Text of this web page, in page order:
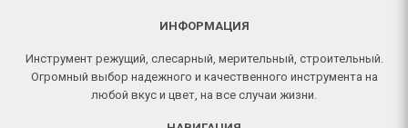
ИНФОРМАЦИЯ
Инструмент режущий, слесарный, мерительный, строительный.
Огромный выбор надежного и качественного инструмента на
любой вкус и цвет, на все случаи жизни.